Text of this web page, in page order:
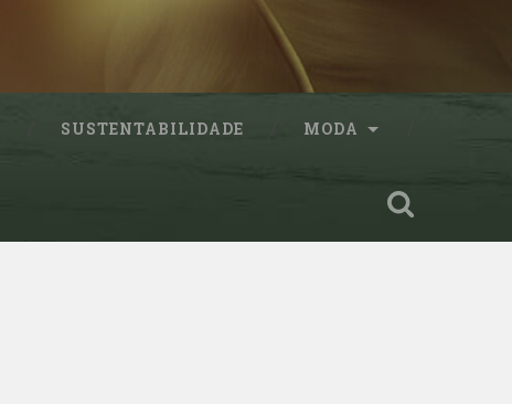
SUSTENTABILIDADE MODA